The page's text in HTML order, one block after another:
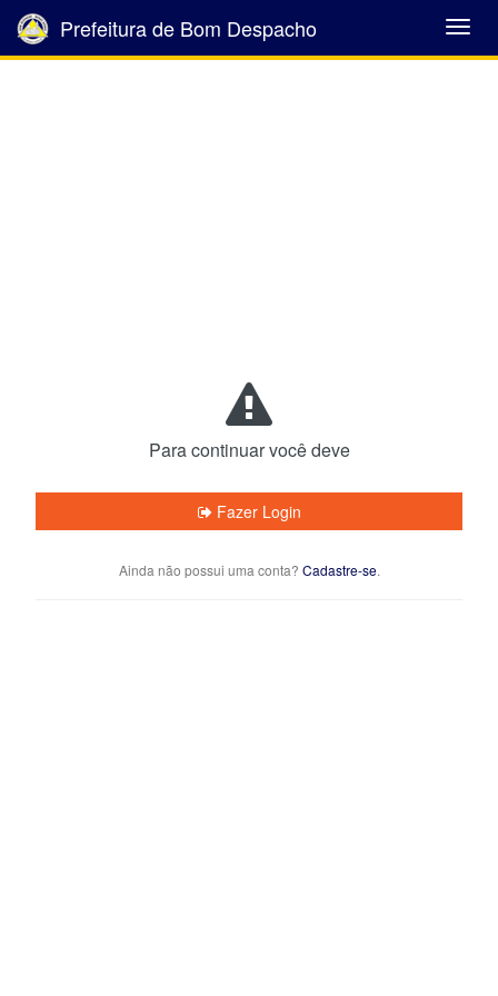
Abrir
Menu
Prefeitura de Bom Despacho
Para continuar você deve
Fazer Login
Ainda não possui uma conta? Cadastre-se.